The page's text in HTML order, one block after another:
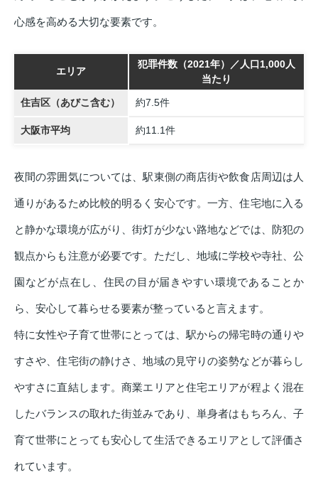
心感を高める大切な要素です。
エリア
犯罪件数（2021年）／人口1,000人
当たり
住吉区（あびこ含む） 約7.5件
大阪市平均 約11.1件
夜間の雰囲気については、駅東側の商店街や飲食店周辺は人
通りがあるため比較的明るく安心です。一方、住宅地に入る
と静かな環境が広がり、街灯が少ない路地などでは、防犯の
観点からも注意が必要です。ただし、地域に学校や寺社、公
園などが点在し、住民の目が届きやすい環境であることか
ら、安心して暮らせる要素が整っていると言えます。
特に女性や子育て世帯にとっては、駅からの帰宅時の通りや
すさや、住宅街の静けさ、地域の見守りの姿勢などが暮らし
やすさに直結します。商業エリアと住宅エリアが程よく混在
したバランスの取れた街並みであり、単身者はもちろん、子
育て世帯にとっても安心して生活できるエリアとして評価さ
れています。